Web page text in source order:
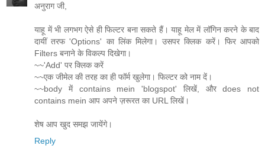
अनुराग जी,
याहू में भी लगभग ऐसे ही फिल्टर बना सकते हैं। याहू मेल में लॉगिन करने के बाद
दायीं तरफ 'Options' का लिंक मिलेगा। उसपर क्लिक करें। फिर आपको
Filters बनाने के विकल्प दिखेगा।
‌‌~~'Add' पर क्लिक करें
‌‌‌‌~~एक जीमेल की तरह का ही फॉर्म खुलेगा। फिल्टर को नाम दें।
~~body में contains mein 'blogspot' लिखें, और does not
contains mein आप अपने ज़रूरत का URL लिखें।
शेष आप खुद समझ जायेंगे।
Reply